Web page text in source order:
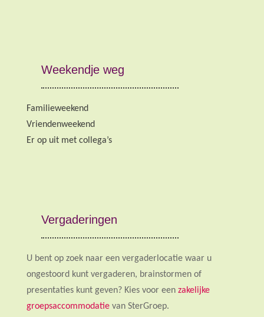
Weekendje weg
Familieweekend
Vriendenweekend
Er op uit met collega’s
Vergaderingen
U bent op zoek naar een vergaderlocatie waar u
ongestoord kunt vergaderen, brainstormen of
presentaties kunt geven? Kies voor een zakelijke
groepsaccommodatievan SterGroep.